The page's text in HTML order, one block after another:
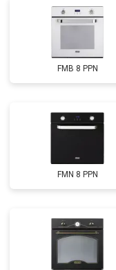
FMB 8 PPN
FMN 8 PPN